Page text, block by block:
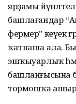
ярҙамы
башлағандар
фермер” кеүек
ҡатнаша ала.
эшҡыуарлыҡ
башланғысына
тормошҡа